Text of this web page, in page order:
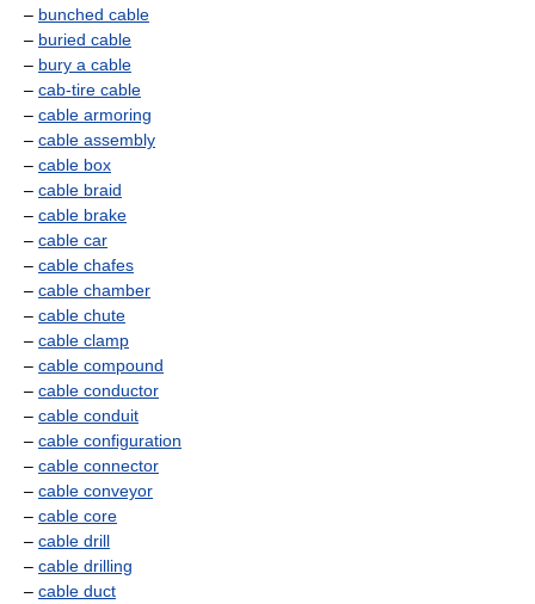
– bunched cable
– buried cable
– bury a cable
– cab-tire cable
– cable armoring
– cable assembly
– cable box
– cable braid
– cable brake
– cable car
– cable chafes
– cable chamber
– cable chute
– cable clamp
– cable compound
– cable conductor
– cable conduit
– cable configuration
– cable connector
– cable conveyor
– cable core
– cable drill
– cable drilling
– cable duct